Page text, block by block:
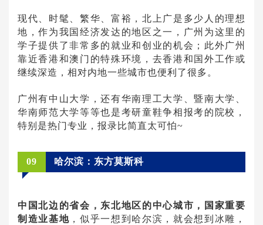
现代、时髦、繁华、富裕，北上广是多少人的理想
地，作为我国经济发达的地区之一，广州为这里的
学子提供了非常多的就业和创业的机会；此外广州
靠近香港和澳门的特殊环境，去香港和国外工作或
继续深造，相对内地一些城市也便利了很多。
广州有中山大学，还有华南理工大学、暨南大学、
华南师范大学等等也是考研童鞋争相报考的院校，
特别是热门专业，报录比简直太可怕~
09 哈尔滨：东方莫斯科
中国北边的省会，东北地区的中心城市，国家重要
制造业基地 ，似乎一想到哈尔滨，就会想到冰雕，